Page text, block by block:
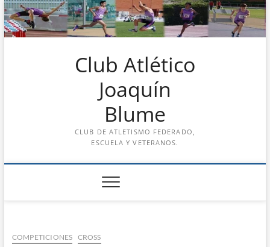
Saltar
al
contenido
Club Atlético
Joaquín
Blume
CLUB DE ATLETISMO FEDERADO,
ESCUELA Y VETERANOS.
COMPETICIONES CROSS